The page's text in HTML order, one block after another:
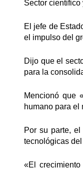
Sector
El jefe de
el impulso del
Dijo que el
para la
Mencionó que
humano para el
Por su parte,
tecnológicas
«El